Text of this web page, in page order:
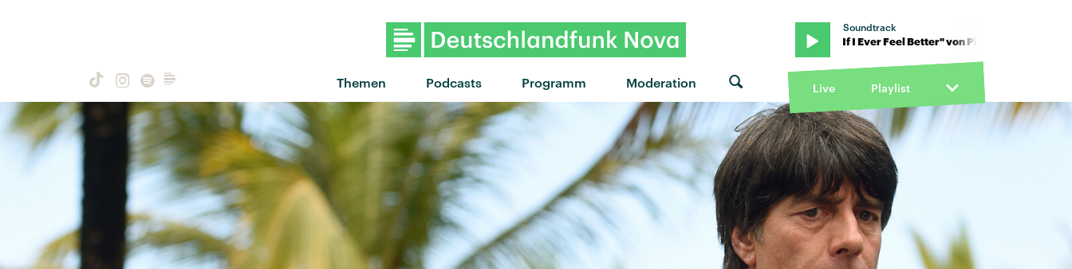
Themen Podcasts Programm Moderation
Soundtrack
"If I Ever Feel Better" von Phoenix · "If I Ever Feel Better" von Phoenix · "If I Ever Feel Better"
Live Playlist